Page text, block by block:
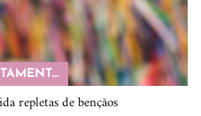
COMPORTAMENTO
repletas de bençãos